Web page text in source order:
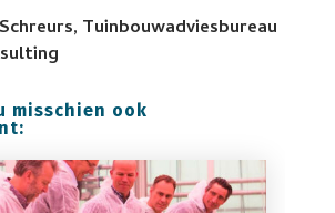
Tuinbouwadviesbureau
misschien ook